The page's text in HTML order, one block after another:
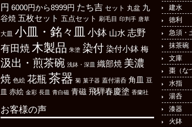
円 6000円から8999円 たち吉 セット 丸盆 九
谷焼 五枚セット 五点セット 刷毛目 印判手 唐草
大皿 小皿・銘々皿 小鉢 山水 志野
有田焼 木製品 朱塗 染付 染付小鉢 梅
汲出・煎茶碗 浅鉢・深皿 織部焼 美濃
焼 色絵 花瓶 茶器 菊 菓子器 蓋付湯呑 角皿 豆
皿 赤絵 金彩 長皿 青白磁 青磁 飛騨春慶塗 香蘭社
建水
徳利
急須・
抹茶碗
文庫
棗（な
水指
湯呑
漆器
火鉢
お客様の声